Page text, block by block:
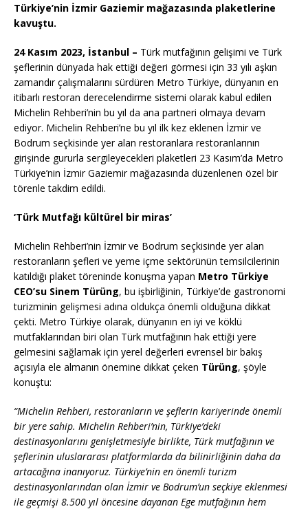
Türkiye’nin İzmir Gaziemir mağazasında plaketlerine
kavuştu.
24 Kasım 2023, İstanbul – Türk mutfağının gelişimi ve Türk
şeflerinin dünyada hak ettiği değeri görmesi için 33 yılı aşkın
zamandır çalışmalarını sürdüren Metro Türkiye, dünyanın en
itibarlı restoran derecelendirme sistemi olarak kabul edilen
Michelin Rehberi’nin bu yıl da ana partneri olmaya devam
ediyor. Michelin Rehberi’ne bu yıl ilk kez eklenen İzmir ve
Bodrum seçkisinde yer alan restoranlara restoranlarının
girişinde gururla sergileyecekleri plaketleri 23 Kasım’da Metro
Türkiye’nin İzmir Gaziemir mağazasında düzenlenen özel bir
törenle takdim edildi.
‘Türk Mutfağı kültürel bir miras’
Michelin Rehberi’nin İzmir ve Bodrum seçkisinde yer alan
restoranların şefleri ve yeme içme sektörünün temsilcilerinin
katıldığı plaket töreninde konuşma yapan Metro Türkiye
CEO’su Sinem Türüng, bu işbirliğinin, Türkiye’de gastronomi
turizminin gelişmesi adına oldukça önemli olduğuna dikkat
çekti. Metro Türkiye olarak, dünyanın en iyi ve köklü
mutfaklarından biri olan Türk mutfağının hak ettiği yere
gelmesini sağlamak için yerel değerleri evrensel bir bakış
açısıyla ele almanın önemine dikkat çeken Türüng, şöyle
konuştu:
“Michelin Rehberi, restoranların ve şeflerin kariyerinde önemli
bir yere sahip. Michelin Rehberi’nin, Türkiye’deki
destinasyonlarını genişletmesiyle birlikte, Türk mutfağının ve
şeflerinin uluslararası platformlarda da bilinirliğinin daha da
artacağına inanıyoruz. Türkiye’nin en önemli turizm
destinasyonlarından olan İzmir ve Bodrum’un seçkiye eklenmesi
ile geçmişi 8.500 yıl öncesine dayanan Ege mutfağının hem